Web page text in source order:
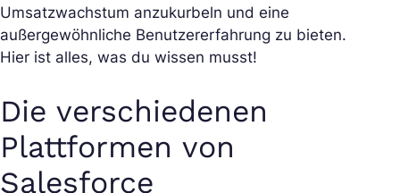
Umsatzwachstum anzukurbeln und eine
außergewöhnliche Benutzererfahrung zu bieten.
Hier ist alles, was du wissen musst!
Die verschiedenen
Plattformen von
Salesforce